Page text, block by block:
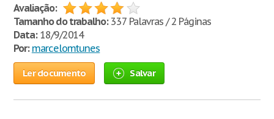
Avaliação:
Tamanho do trabalho:337 Palavras / 2 Páginas
Data:18/9/2014
Por: marcelomtunes
Ler documento Salvar